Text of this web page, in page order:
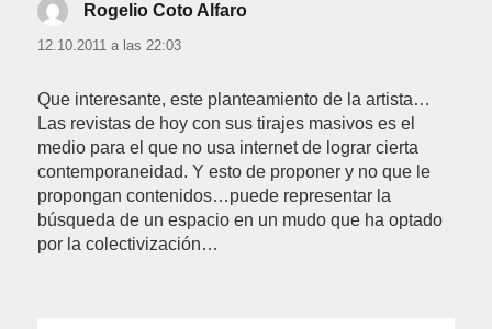
Rogelio Coto Alfaro
12.10.2011 a las 22:03
Que interesante, este planteamiento de la artista…
Las revistas de hoy con sus tirajes masivos es el
medio para el que no usa internet de lograr cierta
contemporaneidad. Y esto de proponer y no que le
propongan contenidos…puede representar la
búsqueda de un espacio en un mudo que ha optado
por la colectivización…